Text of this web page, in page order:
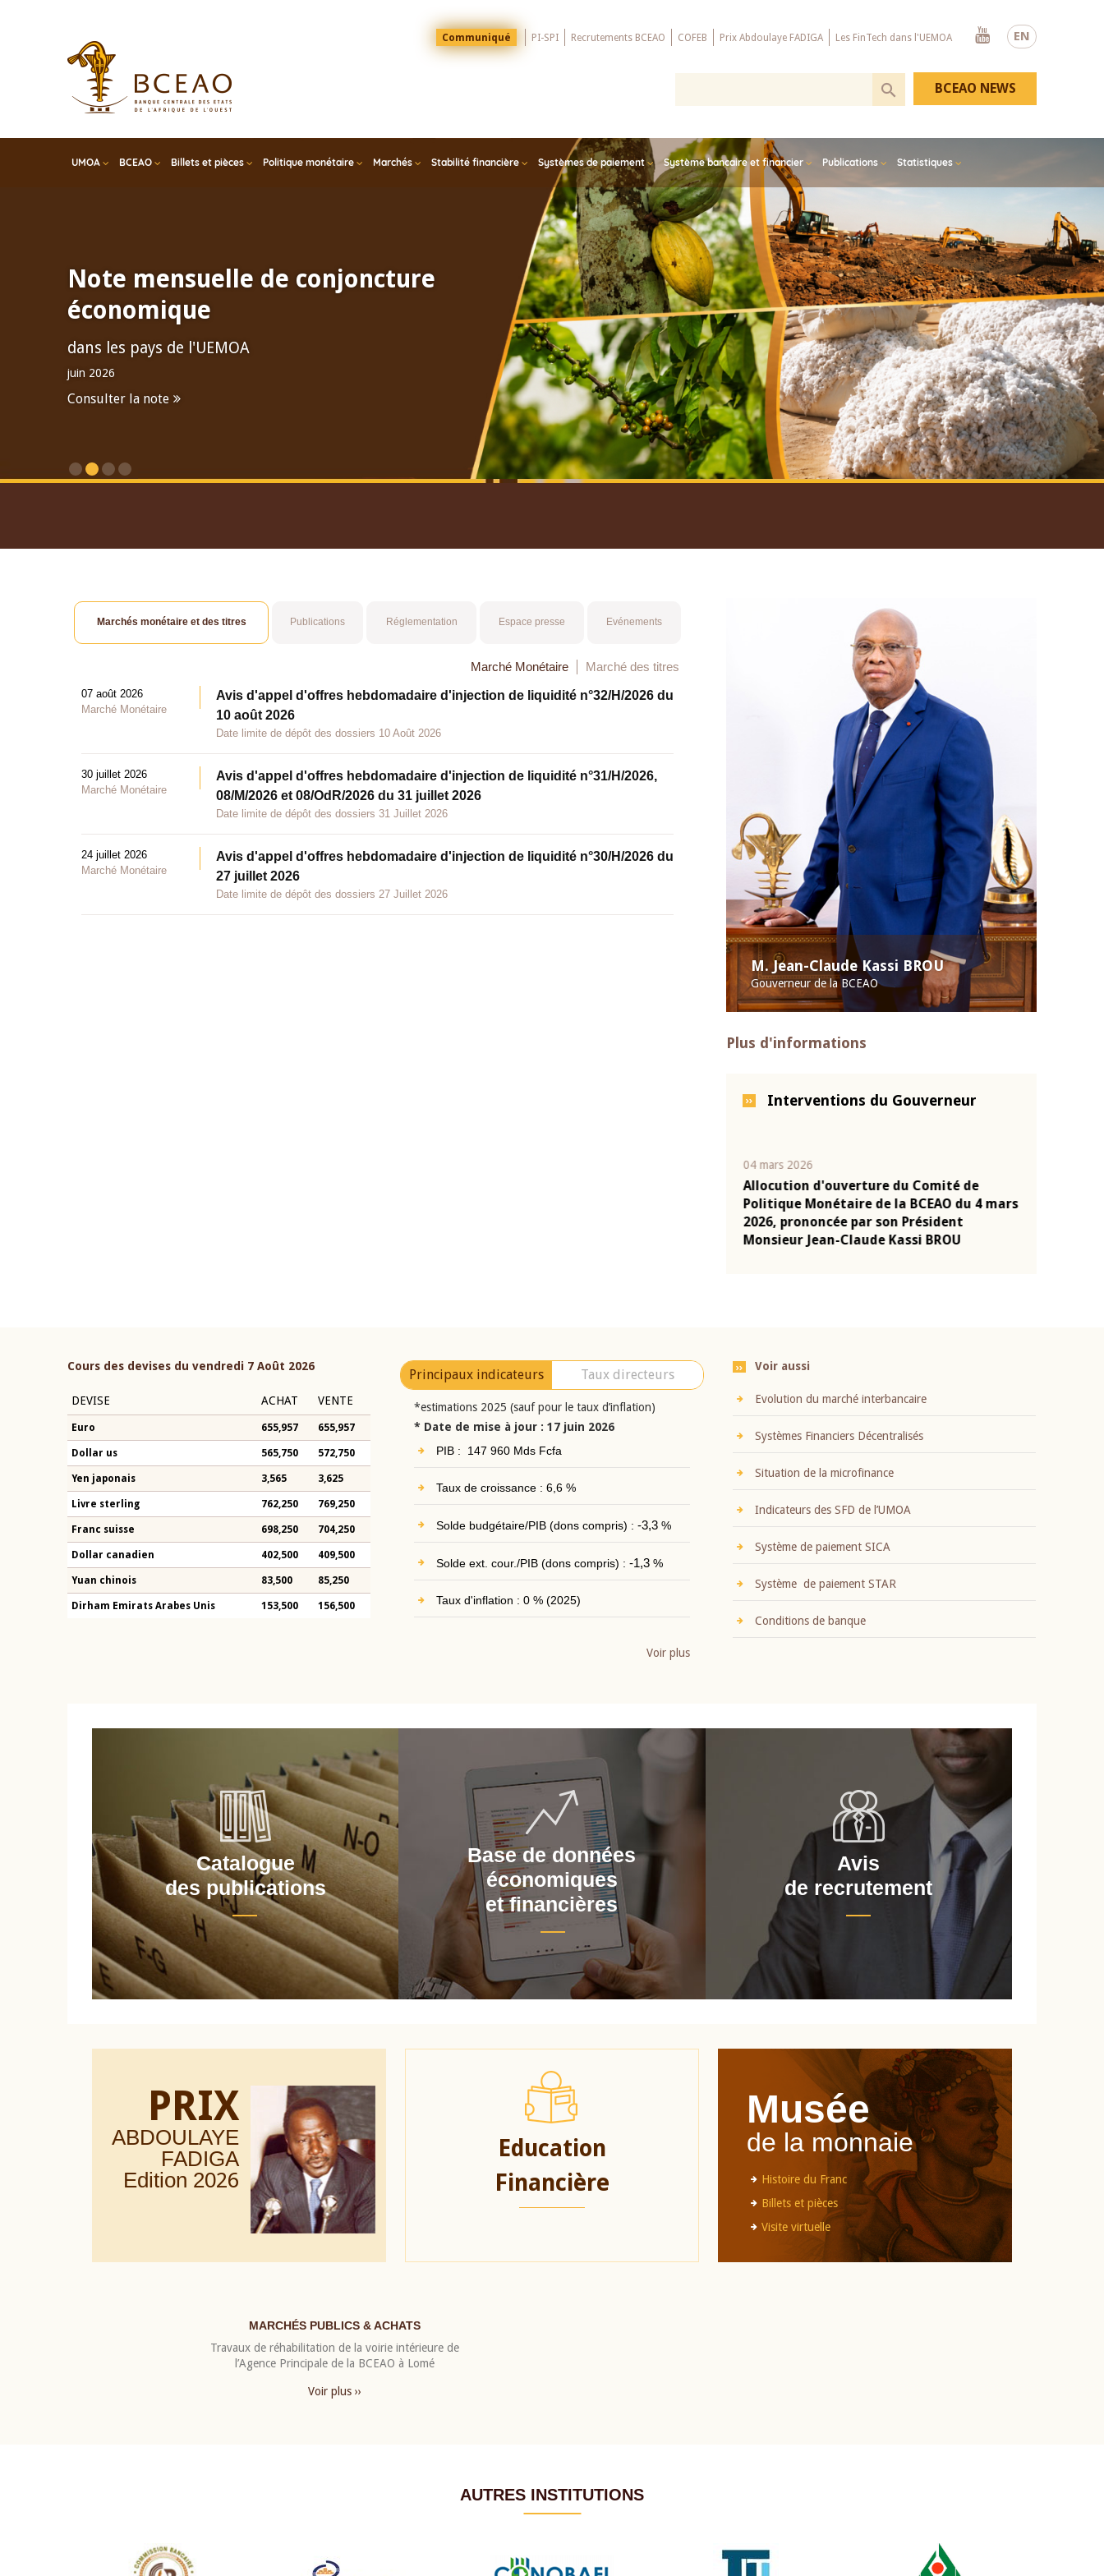
EN
Menu
Top
Communiqué PI-SPI Recrutements BCEAO COFEB Prix Abdoulaye FADIGA Les FinTech dans l'UEMOA
Youtube
UMOA BCEAO Billets et pièces Politique monétaire Marchés Stabilité financière Systèmes de paiement Système bancaire et financier Publications Statistiques
BCEAO NEWS
Note mensuelle de conjoncture
économique
dans les pays de l'UEMOA
juin 2026
Consulter la note
M. Jean-Claude Kassi BROU
Gouverneur de la BCEAO
Plus d'informations
Interventions du Gouverneur
04 mars 2026
Allocution d'ouverture du Comité de
Politique Monétaire de la BCEAO du 4 mars
2026, prononcée par son Président
Monsieur Jean-Claude Kassi BROU
Marchés monétaire et des titres Publications Réglementation Espace presse Evénements
Marché Monétaire Marché des titres
07 août 2026
Marché Monétaire
Avis d'appel d'offres hebdomadaire d'injection de liquidité n°32/H/2026 du
10 août 2026
Date limite de dépôt des dossiers 10 Août 2026
30 juillet 2026
Marché Monétaire
Avis d'appel d'offres hebdomadaire d'injection de liquidité n°31/H/2026,
08/M/2026 et 08/OdR/2026 du 31 juillet 2026
Date limite de dépôt des dossiers 31 Juillet 2026
24 juillet 2026
Marché Monétaire
Avis d'appel d'offres hebdomadaire d'injection de liquidité n°30/H/2026 du
27 juillet 2026
Date limite de dépôt des dossiers 27 Juillet 2026
Cours des devises du vendredi 7 Août 2026
DEVISE ACHAT VENTE
Euro 655,957 655,957
Dollar us 565,750 572,750
Yen japonais 3,565 3,625
Livre sterling 762,250 769,250
Franc suisse 698,250 704,250
Dollar canadien 402,500 409,500
Yuan chinois 83,500 85,250
Dirham Emirats Arabes Unis 153,500 156,500
Principaux indicateurs Taux directeurs
*estimations 2025 (sauf pour le taux d’inflation)
* Date de mise à jour : 17 juin 2026
PIB : 147 960 Mds Fcfa
Taux de croissance : 6,6 %
Solde budgétaire/PIB (dons compris) : -3,3%
Solde ext. cour./PIB (dons compris) : -1,3%
Taux d'inflation : 0 % (2025)
Voir plus
Voir aussi
Evolution du marché interbancaire
Systèmes Financiers Décentralisés
Situation de la microfinance
Indicateurs des SFD de l’UMOA
Système de paiement SICA
Système de paiement STAR
Conditions de banque
Catalogue
des publications
Base de données
économiques
et financières
Avis
de recrutement
PRIX
ABDOULAYE
FADIGA
Edition 2026
Education
Financière
Musée
de la monnaie
Histoire du Franc
Billets et pièces
Visite virtuelle
MARCHÉS PUBLICS & ACHATS
Travaux de réhabilitation de la voirie intérieure de
l’Agence Principale de la BCEAO à Lomé
Voir plus ››
AUTRES INSTITUTIONS